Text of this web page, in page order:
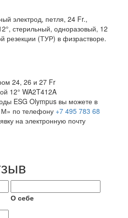
электрод, петля, 24 Fr.,
стерильный, одноразовый, 12
резекции (ТУР) в физрастворе.
24, 26 и 27 Fr
12° WA2T412A
ESG Olympus вы можете в
по телефону +7 495 783 68
на электронную почту
О себе